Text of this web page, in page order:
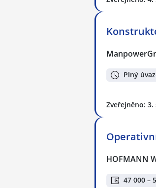
Plný
Zveřejněno: 3.
HOFMANN
47 000 –